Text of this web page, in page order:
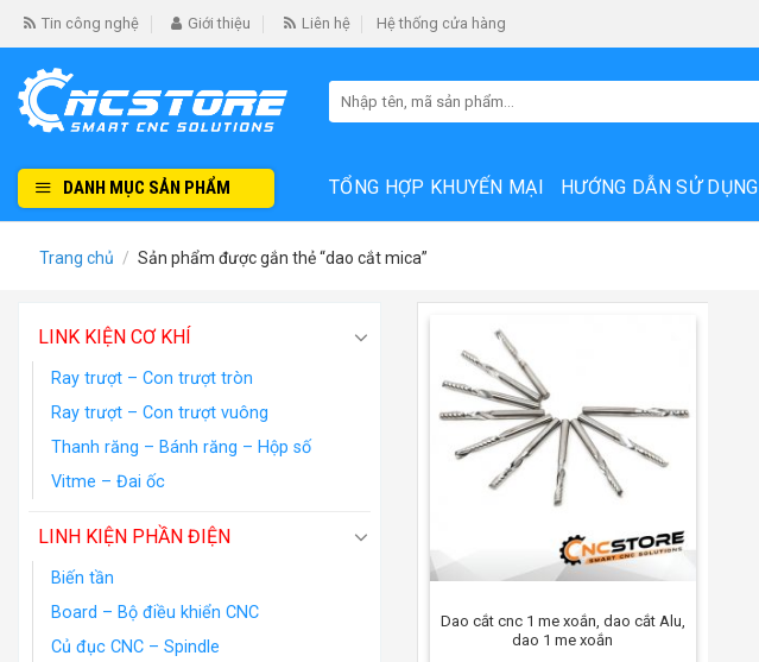
Skip
to
content
Tin công nghệ Giới thiệu Liên hệ Hệ thống cửa hàng
kiếm:
DANH MỤC SẢN PHẨM TỔNG HỢP KHUYẾN MẠI HƯỚNG DẪN SỬ DỤNG
Trang chủ / Sản phẩm được gắn thẻ “dao cắt mica”
LINK KIỆN CƠ KHÍ
Ray trượt – Con trượt tròn
Ray trượt – Con trượt vuông
Thanh răng – Bánh răng – Hộp số
Vitme – Đai ốc
LINH KIỆN PHẦN ĐIỆN
Biến tần
Board – Bộ điều khiển CNC
Củ đục CNC – Spindle
Dao cắt cnc 1 me xoắn, dao cắt Alu,
dao 1 me xoắn